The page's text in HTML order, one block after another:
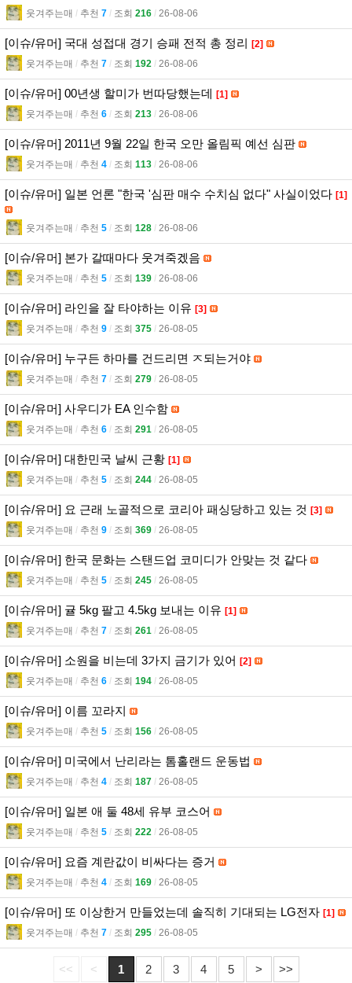
웃겨주는매 l 추천 7 l 조회 216 l 26-08-06
[이슈/유머] 국대 성접대 경기 승패 전적 총 정리 [2]
웃겨주는매 l 추천 7 l 조회 192 l 26-08-06
[이슈/유머] 00년생 할미가 번따당했는데 [1]
웃겨주는매 l 추천 6 l 조회 213 l 26-08-06
[이슈/유머] 2011년 9월 22일 한국 오만 올림픽 예선 심판
웃겨주는매 l 추천 4 l 조회 113 l 26-08-06
[이슈/유머] 일본 언론 "한국 '심판 매수 수치심 없다" 사실이었다 [1]
웃겨주는매 l 추천 5 l 조회 128 l 26-08-06
[이슈/유머] 본가 갈때마다 웃겨죽겠음
웃겨주는매 l 추천 5 l 조회 139 l 26-08-06
[이슈/유머] 라인을 잘 타야하는 이유 [3]
웃겨주는매 l 추천 9 l 조회 375 l 26-08-05
[이슈/유머] 누구든 하마를 건드리면 ㅈ되는거야
웃겨주는매 l 추천 7 l 조회 279 l 26-08-05
[이슈/유머] 사우디가 EA 인수함
웃겨주는매 l 추천 6 l 조회 291 l 26-08-05
[이슈/유머] 대한민국 날씨 근황 [1]
웃겨주는매 l 추천 5 l 조회 244 l 26-08-05
[이슈/유머] 요 근래 노골적으로 코리아 패싱당하고 있는 것 [3]
웃겨주는매 l 추천 9 l 조회 369 l 26-08-05
[이슈/유머] 한국 문화는 스탠드업 코미디가 안맞는 것 같다
웃겨주는매 l 추천 5 l 조회 245 l 26-08-05
[이슈/유머] 귤 5kg 팔고 4.5kg 보내는 이유 [1]
웃겨주는매 l 추천 7 l 조회 261 l 26-08-05
[이슈/유머] 소원을 비는데 3가지 금기가 있어 [2]
웃겨주는매 l 추천 6 l 조회 194 l 26-08-05
[이슈/유머] 이름 꼬라지
웃겨주는매 l 추천 5 l 조회 156 l 26-08-05
[이슈/유머] 미국에서 난리라는 톰홀랜드 운동법
웃겨주는매 l 추천 4 l 조회 187 l 26-08-05
[이슈/유머] 일본 애 둘 48세 유부 코스어
웃겨주는매 l 추천 5 l 조회 222 l 26-08-05
[이슈/유머] 요즘 계란값이 비싸다는 증거
웃겨주는매 l 추천 4 l 조회 169 l 26-08-05
[이슈/유머] 또 이상한거 만들었는데 솔직히 기대되는 LG전자 [1]
웃겨주는매 l 추천 7 l 조회 295 l 26-08-05
<< < 1 2 3 4 5 > >>